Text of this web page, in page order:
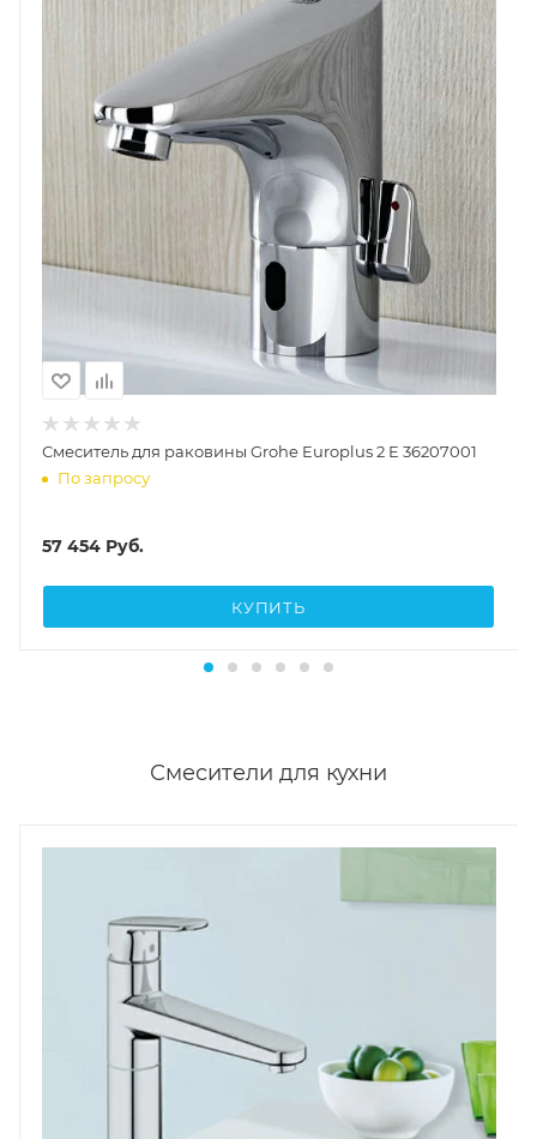
Смеситель для раковины Grohe Europlus 2 E 36207001
По запросу
57 454 Руб.
КУПИТЬ
Смесители для кухни